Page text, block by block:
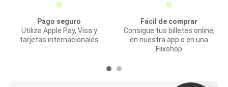
Pago seguro
Utiliza Apple Pay, Visa y
tarjetas internacionales
Fácil de comprar
Consigue tus billetes online,
en nuestra app o en una
Flixshop